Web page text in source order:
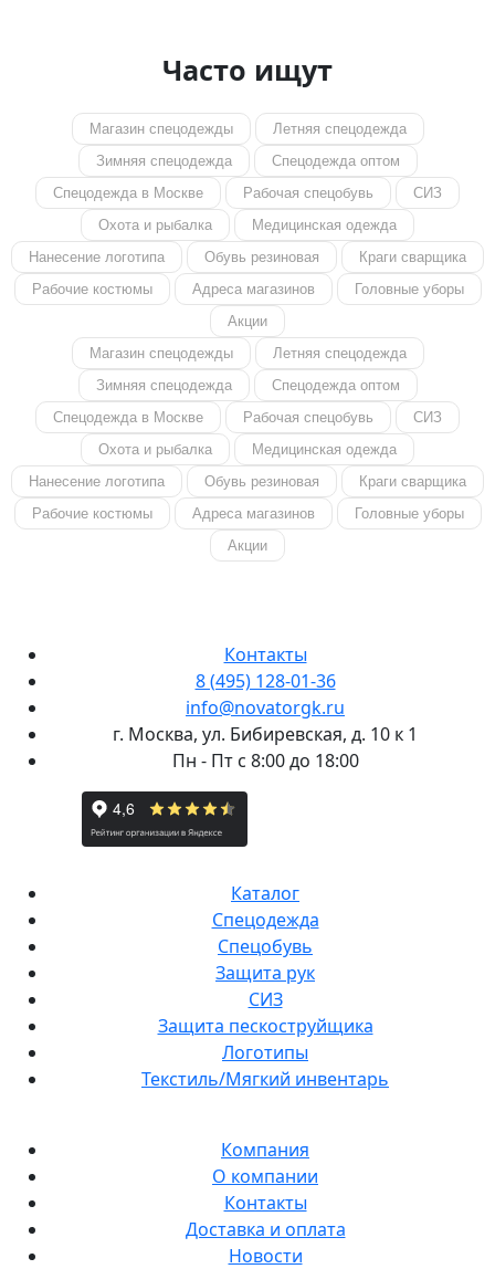
Часто ищут
Магазин спецодежды
Летняя спецодежда
Зимняя спецодежда
Спецодежда оптом
Спецодежда в Москве
Рабочая спецобувь
СИЗ
Охота и рыбалка
Медицинская одежда
Нанесение логотипа
Обувь резиновая
Краги сварщика
Рабочие костюмы
Адреса магазинов
Головные уборы
Акции
Магазин спецодежды
Летняя спецодежда
Зимняя спецодежда
Спецодежда оптом
Спецодежда в Москве
Рабочая спецобувь
СИЗ
Охота и рыбалка
Медицинская одежда
Нанесение логотипа
Обувь резиновая
Краги сварщика
Рабочие костюмы
Адреса магазинов
Головные уборы
Акции
Контакты
8 (495) 128-01-36
info@novatorgk.ru
г. Москва, ул. Бибиревская, д. 10 к 1
Пн - Пт с 8:00 до 18:00
Каталог
Спецодежда
Спецобувь
Защита рук
СИЗ
Защита пескоструйщика
Логотипы
Текстиль/Мягкий инвентарь
Компания
О компании
Контакты
Доставка и оплата
Новости